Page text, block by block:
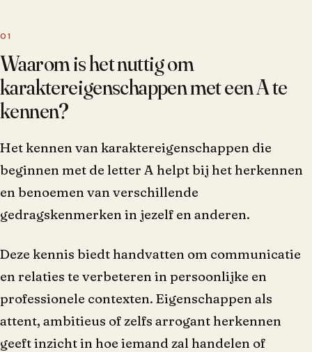
Waarom is het nuttig om
karaktereigenschappen met een A te
kennen?
Het kennen van karaktereigenschappen die
beginnen met de letter A helpt bij het herkennen
en benoemen van verschillende
gedragskenmerken in jezelf en anderen.
Deze kennis biedt handvatten om communicatie
en relaties te verbeteren in persoonlijke en
professionele contexten. Eigenschappen als
attent, ambitieus of zelfs arrogant herkennen
geeft inzicht in hoe iemand zal handelen of